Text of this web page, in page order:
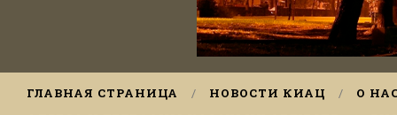
ГЛАВНАЯ СТРАНИЦА НОВОСТИ КИАЦ
О